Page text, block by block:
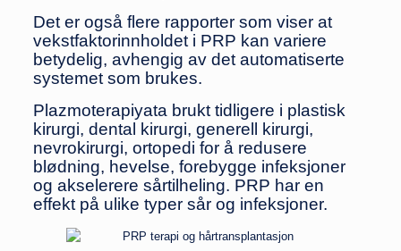
Det er også flere rapporter som viser at
vekstfaktorinnholdet i PRP kan variere
betydelig, avhengig av det automatiserte
systemet som brukes.
Plazmoterapiyata brukt tidligere i plastisk
kirurgi, dental kirurgi, generell kirurgi,
nevrokirurgi, ortopedi for å redusere
blødning, hevelse, forebygge infeksjoner
og akselerere sårtilheling. PRP har en
effekt på ulike typer sår og infeksjoner.